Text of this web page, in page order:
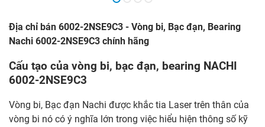
Địa chỉ bán 6002-2NSE9C3 - Vòng bi, Bạc đạn, Bearing
Nachi 6002-2NSE9C3 chính hãng
Cấu tạo của vòng bi, bạc đạn, bearing NACHI
6002-2NSE9C3
Vòng bi, Bạc đạn Nachi được khắc tia Laser trên thân của
vòng bi nó có ý nghĩa lớn trong việc hiểu hiện thông số kỹ